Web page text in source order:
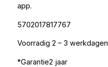
app.
5702017817767
Voorradig 2 – 3 werkdagen
*Garantie2 jaar